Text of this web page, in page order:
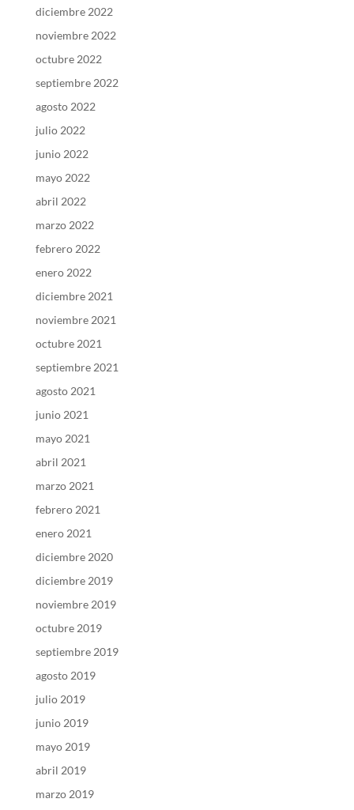
diciembre 2022
noviembre 2022
octubre 2022
septiembre 2022
agosto 2022
julio 2022
junio 2022
mayo 2022
abril 2022
marzo 2022
febrero 2022
enero 2022
diciembre 2021
noviembre 2021
octubre 2021
septiembre 2021
agosto 2021
junio 2021
mayo 2021
abril 2021
marzo 2021
febrero 2021
enero 2021
diciembre 2020
diciembre 2019
noviembre 2019
octubre 2019
septiembre 2019
agosto 2019
julio 2019
junio 2019
mayo 2019
abril 2019
marzo 2019